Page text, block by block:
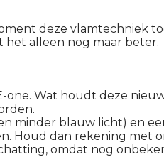
deze vlamtechniek
het alleen nog maar beter.
one. Wat houdt deze
minder blauw licht) en
Houd dan rekening met
omdat nog